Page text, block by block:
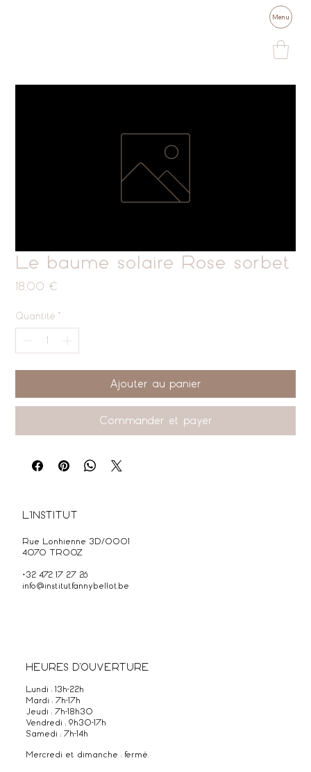
Menu
Le baume solaire Rose sorbet
18,00 €
Quantité
Ajouter au panier
Commander et payer
L'INSTITUT
Rue Lonhienne 3D/0001
4070 TROOZ
+32 472 17 27 26
info@institutfannybellot.be
HEURES D'OUVERTURE
Lundi : 13h-22h
Mardi : 7h-17h
Jeudi : 7h-18h30
Vendredi : 9h30-17h
Samedi : 7h-14h
Mercredi et dimanche : fermé.